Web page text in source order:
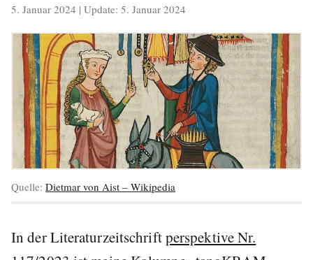
veröffentlicht
5. Januar 2024 | Update: 5. Januar 2024
Quelle: Dietmar von Aist – Wikipedia
In der Literaturzeitschriftperspektive Nr.